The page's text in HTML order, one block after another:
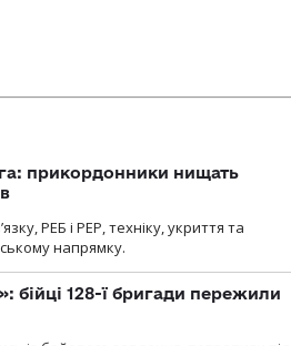
прикордонники нищать
РЕБ і РЕР, техніку, укриття та
напрямку.
бійці 128-ї бригади пережили